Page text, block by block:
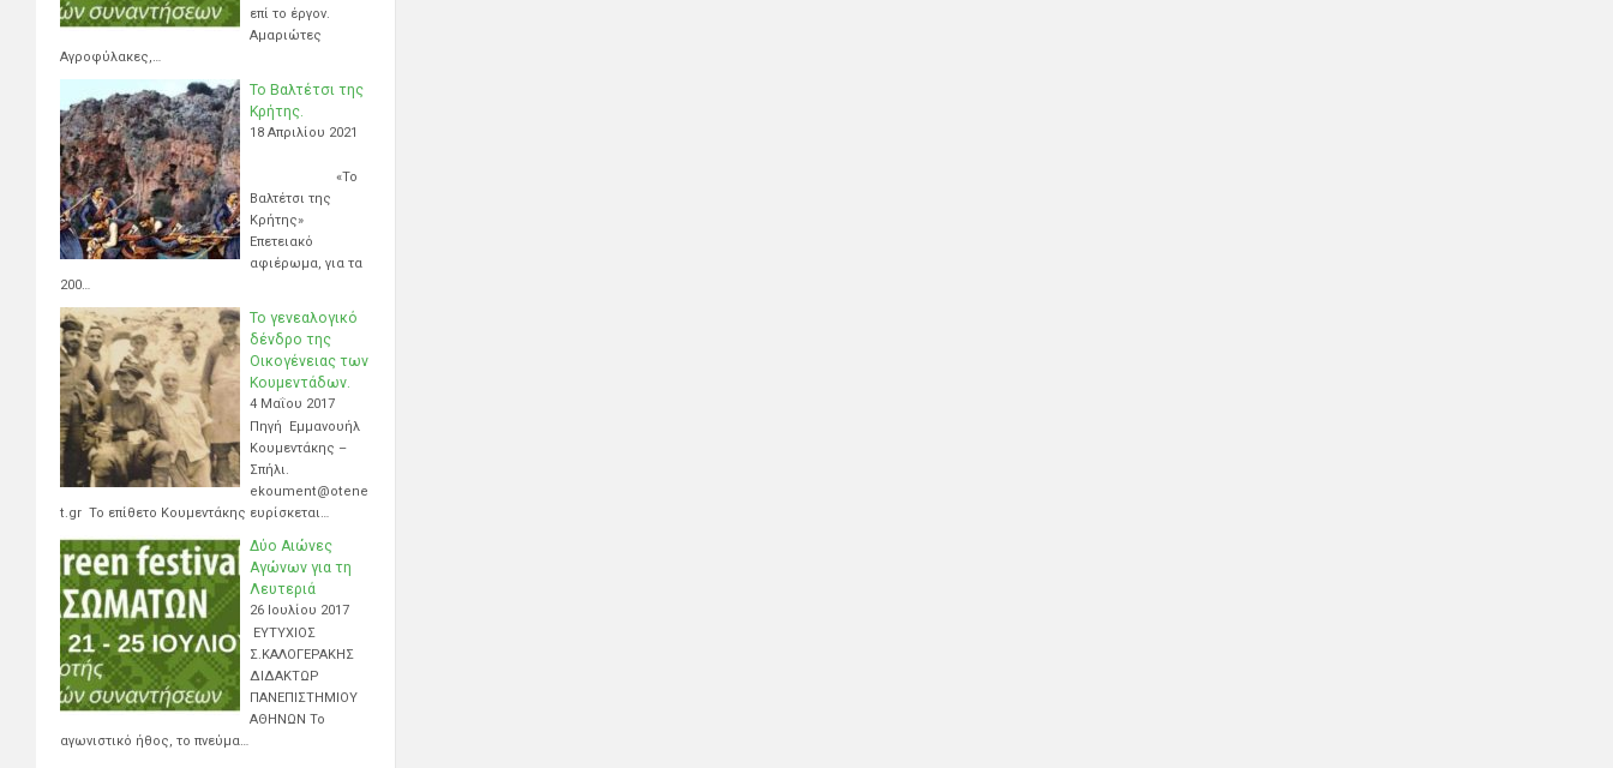
επί το έργον.
Αμαριώτες
Αγροφύλακες,…
Το Βαλτέτσι της
Κρήτης.
18 Απριλίου 2021
«Το
Βαλτέτσι της
Κρήτης»
Επετειακό
αφιέρωμα, για τα
200…
Το γενεαλογικό
δένδρο της
Οικογένειας των
Κουμεντάδων.
4 Μαΐου 2017
Πηγή Εμμανουήλ
Κουμεντάκης –
Σπήλι.
ekoument@otene
t.gr Το επίθετο Κουμεντάκης ευρίσκεται…
Δύο Αιώνες
Αγώνων για τη
Λευτεριά
26 Ιουλίου 2017
ΕΥΤΥΧΙΟΣ
Σ.ΚΑΛΟΓΕΡΑΚΗΣ
ΔΙΔΑΚΤΩΡ
ΠΑΝΕΠΙΣΤΗΜΙΟΥ
ΑΘΗΝΩΝ Το
αγωνιστικό ήθος, το πνεύμα…